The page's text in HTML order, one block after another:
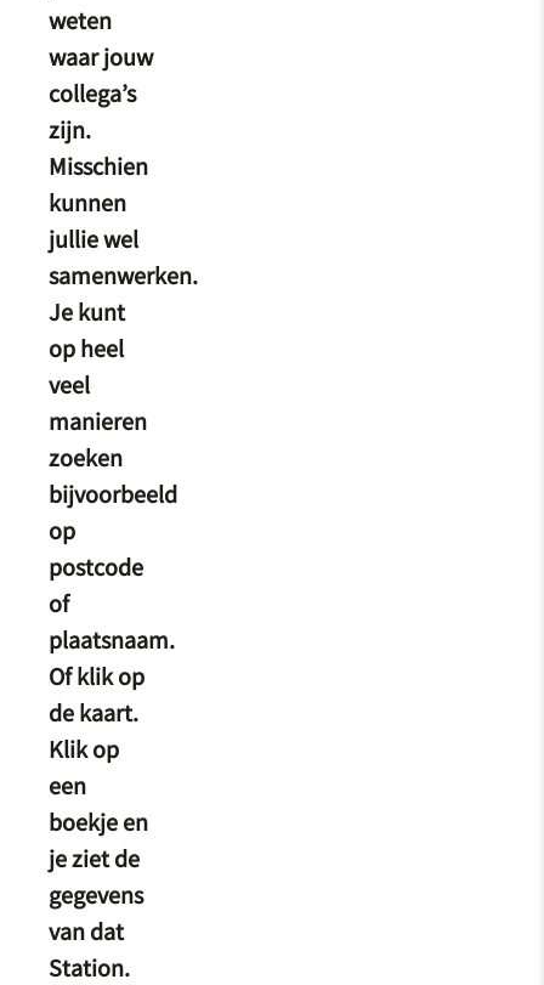
weten
waar jouw
collega’s
zijn.
Misschien
kunnen
jullie wel
samenwerken.
Je kunt
op heel
veel
manieren
zoeken
bijvoorbeeld
op
postcode
of
plaatsnaam.
Of klik op
de kaart.
Klik op
een
boekje en
je ziet de
gegevens
van dat
Station.